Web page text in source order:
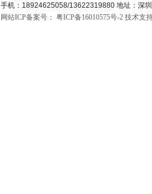
手机：18924625058/13622319880 地址：深
网站ICP备案号： 粤ICP备16010575号-2 技术支